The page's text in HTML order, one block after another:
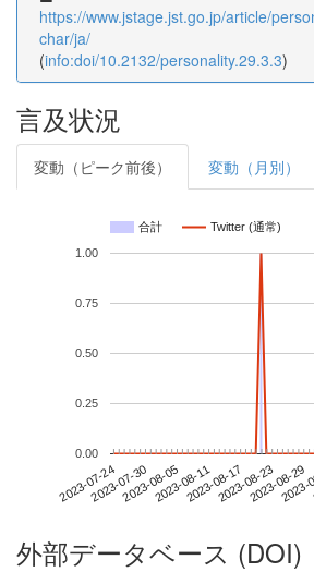
https://www.jstage.jst.go.jp/article/
char/ja/
(info:doi/10.2132/personality.29.3.3)
言及状況
変動（ピーク前後） 変動（月別）
合計 Twitter (通常)
2023-07-242023-07-302023-08-052023-08-112023-08-172023-08-232023-08-29
0.00
0.25
0.50
0.75
1.00
外部データベース (DOI)